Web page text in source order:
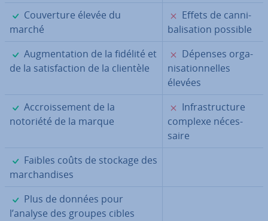
✓
Cou­ver­ture élevée du
marché
✗
Effets de can­ni­
ba­li­sa­tion possible
✓
Aug­men­ta­tion de la fidélité et
de la sa­tis­fac­tion de la clientèle
✗
Dépenses or­ga­
ni­sa­tion­nelles
élevées
✓
Ac­crois­se­ment de la
notoriété de la marque
✗
In­fras­truc­ture
complexe né­ces­
saire
✓
Faibles coûts de stockage des
mar­chan­dises
✓
Plus de données pour
l’analyse des groupes cibles